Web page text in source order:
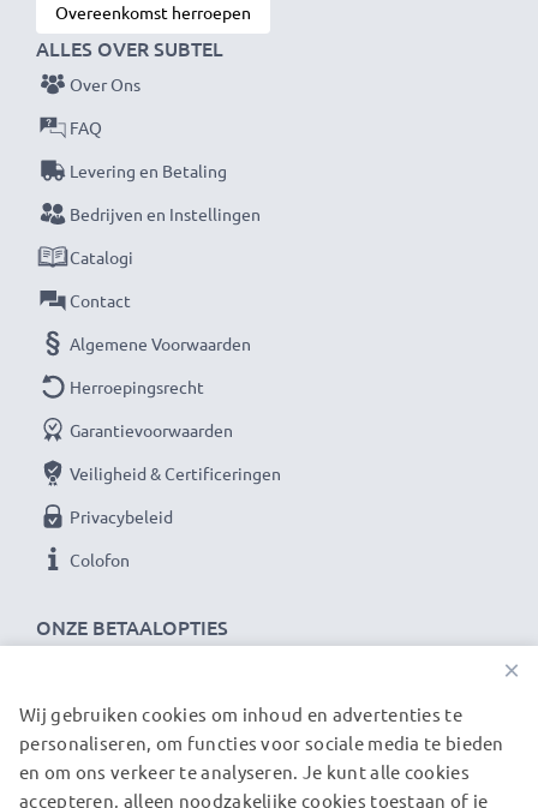
Overeenkomst herroepen
ONZE BETAALOPTIES
ALLES OVER SUBTEL
Over Ons
FAQ
Levering en Betaling
Bedrijven en Instellingen
Catalogi
Contact
Algemene Voorwaarden
Herroepingsrecht
Garantievoorwaarden
Veiligheid & Certificeringen
Privacybeleid
Colofon
ONZE VERZENDPARTNERS
×
Wij gebruiken cookies om inhoud en advertenties te
personaliseren, om functies voor sociale media te bieden
en om ons verkeer te analyseren. Je kunt alle cookies
accepteren, alleen noodzakelijke cookies toestaan of je